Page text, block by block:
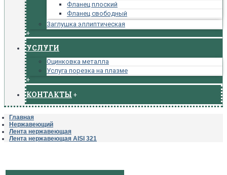
Фланец плоский
Фланец свободный
Заглушка эллиптическая
+
УСЛУГИ
Оцинковка металла
Услуга порезка на плазме
+
КОНТАКТЫ +
Главная
Нержавеющий
Лента нержавеющая
Лента нержавеющая AISI 321